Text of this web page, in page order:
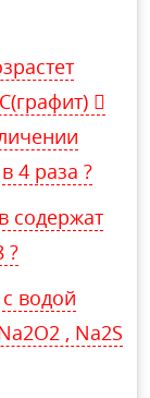

4 раза ?
содержат
?
водой
, Na2S